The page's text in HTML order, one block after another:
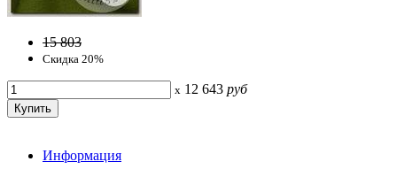
15 803
Скидка 20%
x 12 643 руб
Информация